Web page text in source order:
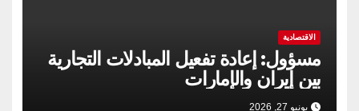
الاقتصادية
مسؤول: إعادة تفعيل المبادلات التجارية
بين إيران والإمارات
يونيو 27, 2026